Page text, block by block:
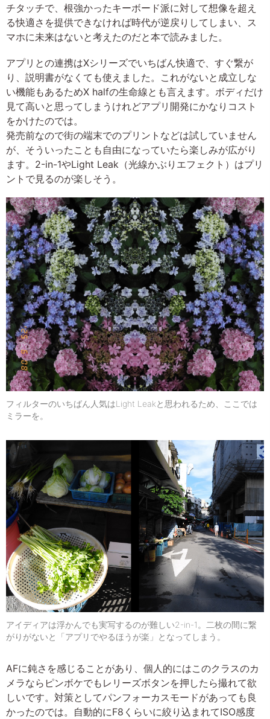
チタッチで、根強かったキーボード派に対して想像を超え
る快適さを提供できなければ時代が逆戻りしてしまい、ス
マホに未来はないと考えたのだと本で読みました。
アプリとの連携はXシリーズでいちばん快適で、すぐ繋が
り、説明書がなくても使えました。これがないと成立しな
い機能もあるためX halfの生命線とも言えます。ボディだけ
見て高いと思ってしまうけれどアプリ開発にかなりコスト
をかけたのでは。
発売前なので街の端末でのプリントなどは試していません
が、そういったことも自由になっていたら楽しみが広がり
ます。2-in-1やLight Leak（光線かぶりエフェクト）はプリ
ントで見るのが楽しそう。
フィルターのいちばん人気はLight Leakと思われるため、ここでは
ミラーを。
アイディアは浮かんでも実写するのが難しい2-in-1。二枚の間に繋
がりがないと「アプリでやるほうが楽」となってしまう。
AFに鈍さを感じることがあり、個人的にはこのクラスのカ
メラならピンボケでもレリーズボタンを押したら撮れて欲
しいです。対策としてパンフォーカスモードがあっても良
かったのでは。自動的にF8くらいに絞り込まれてISO感度